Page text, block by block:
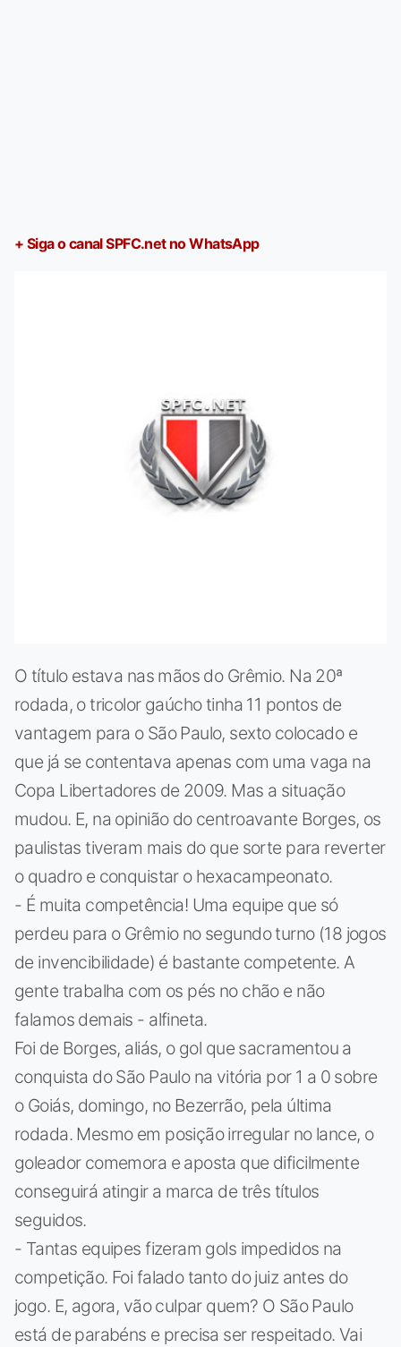
+ Siga o canal SPFC.net no WhatsApp
O título estava nas mãos do Grêmio. Na 20ª
rodada, o tricolor gaúcho tinha 11 pontos de
vantagem para o São Paulo, sexto colocado e
que já se contentava apenas com uma vaga na
Copa Libertadores de 2009. Mas a situação
mudou. E, na opinião do centroavante Borges, os
paulistas tiveram mais do que sorte para reverter
o quadro e conquistar o hexacampeonato.
- É muita competência! Uma equipe que só
perdeu para o Grêmio no segundo turno (18 jogos
de invencibilidade) é bastante competente. A
gente trabalha com os pés no chão e não
falamos demais - alfineta.
Foi de Borges, aliás, o gol que sacramentou a
conquista do São Paulo na vitória por 1 a 0 sobre
o Goiás, domingo, no Bezerrão, pela última
rodada. Mesmo em posição irregular no lance, o
goleador comemora e aposta que dificilmente
conseguirá atingir a marca de três títulos
seguidos.
- Tantas equipes fizeram gols impedidos na
competição. Foi falado tanto do juiz antes do
jogo. E, agora, vão culpar quem? O São Paulo
está de parabéns e precisa ser respeitado. Vai